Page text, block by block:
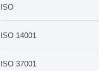
ISO
ISO 14001
ISO 37001